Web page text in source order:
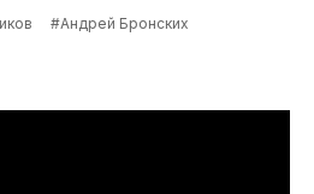
#Андрей Бронских